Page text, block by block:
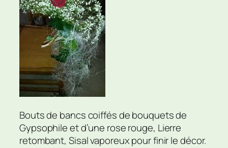
Bouts de bancs coiffés de bouquets de
Gypsophile et d’une rose rouge, Lierre
retombant, Sisal vaporeux pour finir le décor.